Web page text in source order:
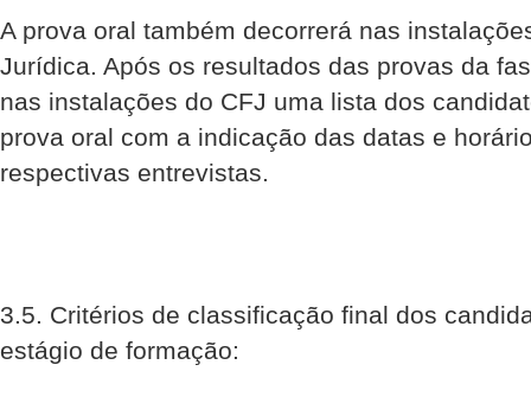
A prova oral também decorrerá nas
Jurídica. Após os resultados das provas da
nas instalações do CFJ uma lista dos
prova oral com a indicação das datas e
respectivas entrevistas.
3.5. Critérios de classificação final dos
estágio de formação: